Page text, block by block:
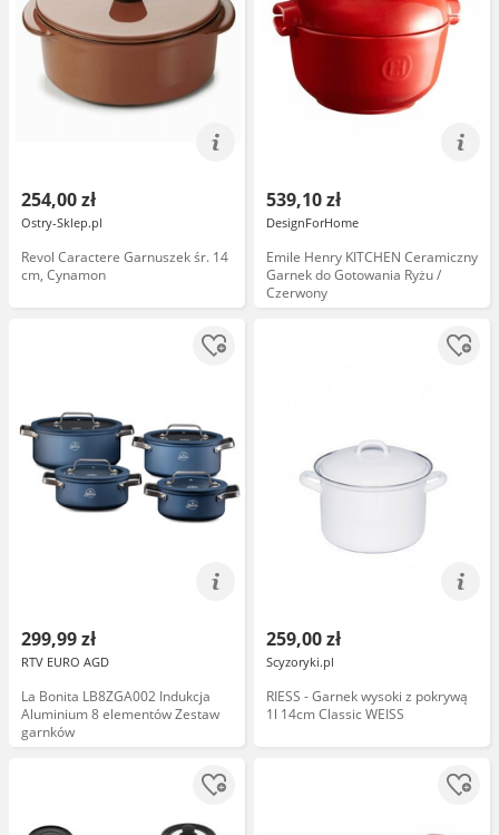
254,00 zł
Ostry-Sklep.pl
Revol Caractere Garnuszek śr. 14
cm, Cynamon
539,10 zł
DesignForHome
Emile Henry KITCHEN Ceramiczny
Garnek do Gotowania Ryżu /
Czerwony
299,99 zł
RTV EURO AGD
La Bonita LB8ZGA002 Indukcja
Aluminium 8 elementów Zestaw
garnków
259,00 zł
Scyzoryki.pl
RIESS - Garnek wysoki z pokrywą
1l 14cm Classic WEISS